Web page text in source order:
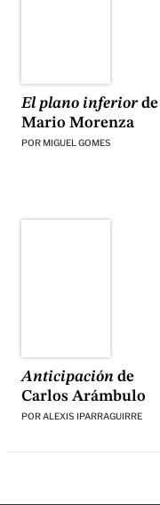
El plano inferiorde
Mario Morenza
POR MIGUEL GOMES
Anticipaciónde
Carlos Arámbulo
PORALEXIS IPARRAGUIRRE